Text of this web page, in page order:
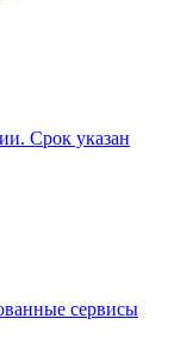
Срок указан
сервисы